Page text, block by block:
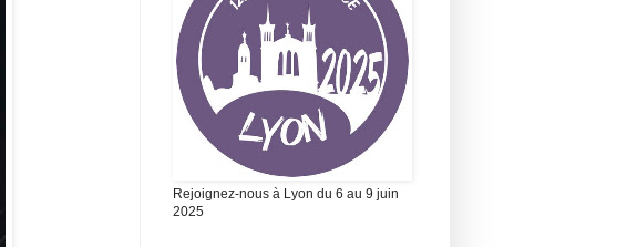
Rejoignez-nous à Lyon du 6 au 9 juin
2025